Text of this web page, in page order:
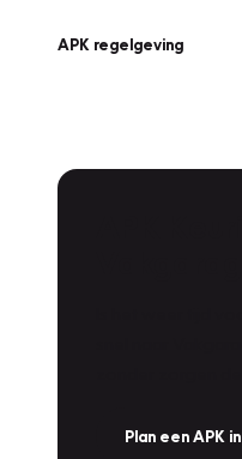
APK regelgeving
Plan een APK in